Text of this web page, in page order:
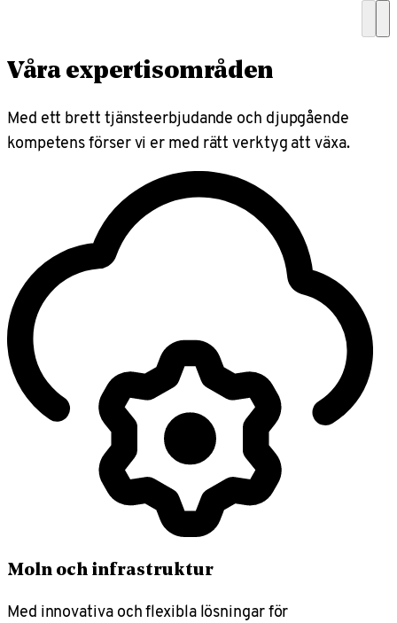
Våra expertisområden
Med ett brett tjänsteerbjudande och djupgående
kompetens förser vi er med rätt verktyg att växa.
Moln och infrastruktur
Med innovativa och flexibla lösningar för